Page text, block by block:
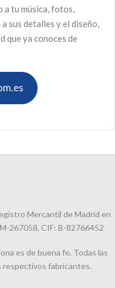
a tu música, fotos,
sus detalles y el diseño,
que ya conoces de
Mercantil de Madrid en
267058, CIF: B-82766452
es de buena fe. Todas las
respectivos fabricantes.